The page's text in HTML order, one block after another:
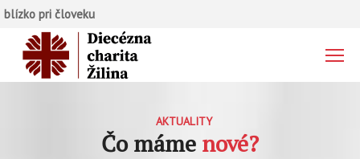
blízko pri človeku
AKTUALITY
Čo máme nové?